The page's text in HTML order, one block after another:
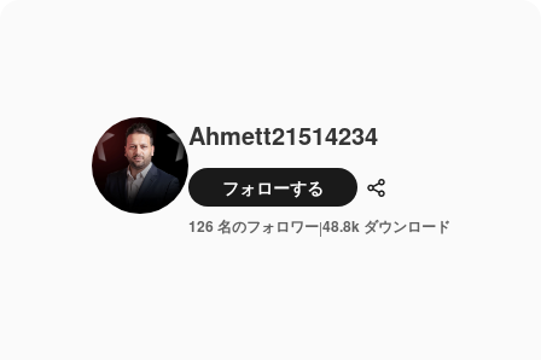
Ahmett21514234
フォローする 共有
126 名のフォロワー|48.8k ダウンロード